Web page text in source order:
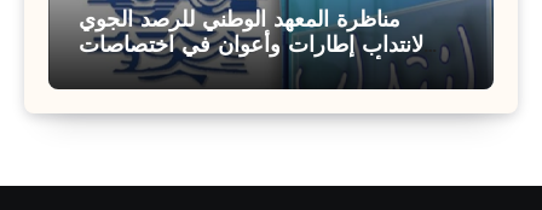
مناظرة المعهد الوطني للرصد الجوي
لانتداب إطارات وأعوان في اختصاصات
مختلفة : أخر اجل للترشح 27 جويلية 2026